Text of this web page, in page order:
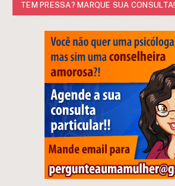
TEM PRESSA? MARQUE SUA CONSULTA!